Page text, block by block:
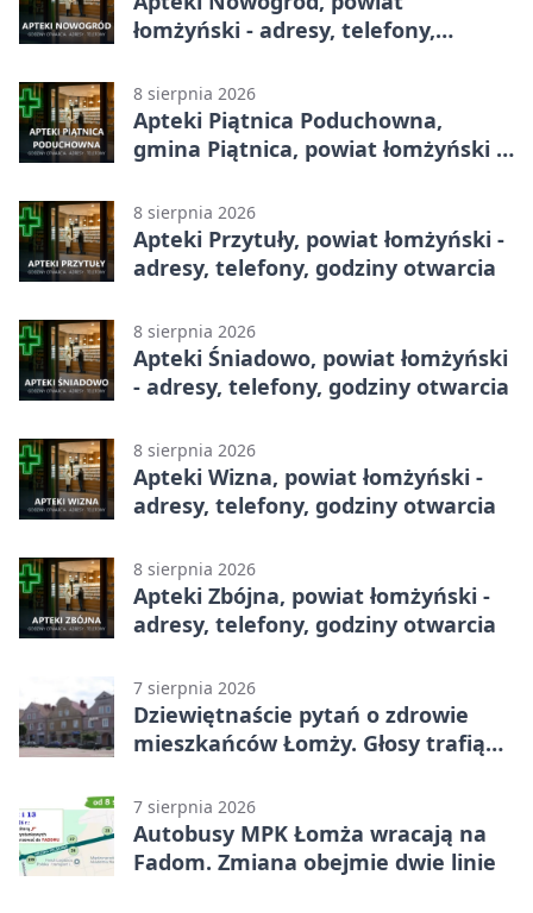
łomżyński - adresy, telefony,
8 sierpnia 2026
Apteki Piątnica Poduchowna,
gmina Piątnica, powiat łomżyński -
8 sierpnia 2026
Apteki Przytuły, powiat łomżyński -
adresy, telefony, godziny otwarcia
8 sierpnia 2026
Apteki Śniadowo, powiat łomżyński
- adresy, telefony, godziny otwarcia
8 sierpnia 2026
Apteki Wizna, powiat łomżyński -
adresy, telefony, godziny otwarcia
8 sierpnia 2026
Apteki Zbójna, powiat łomżyński -
adresy, telefony, godziny otwarcia
7 sierpnia 2026
Dziewiętnaście pytań o zdrowie
mieszkańców Łomży. Głosy trafią
7 sierpnia 2026
Autobusy MPK Łomża wracają na
Fadom. Zmiana obejmie dwie linie